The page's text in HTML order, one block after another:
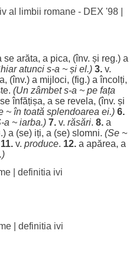
al limbii romane - DEX '98|
se arăta, a pica, (înv. și reg.) a
atuncis-a ~ și el.) 3.v.
, (înv.) a mijloci, (fig.) aîncolți,
. (Un zâmbets-a ~ pe fața
seînfățișa, a se revela, (înv. și
~ în toată splendoarea ei.) 6.
a ~ iarba.) 7.v. răsări. 8.a
.) a (se) iți, a (se) slomni. (Se ~
11.v. produce. 12.a apărea, a
| definitia ivi
| definitia ivi